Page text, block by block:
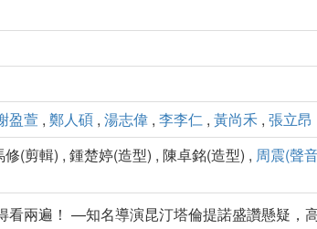
盈萱 , 鄭人碩 , 湯志偉 , 李李仁 , 黃尚禾 , 張立昂
修(剪輯) , 鍾楚婷(造型) , 陳卓銘(造型) , 周震(聲
看兩遍！ —知名導演昆汀塔倫提諾盛讚懸疑